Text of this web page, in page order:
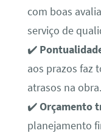
com boas
serviço de
✔️
aos prazos faz
atrasos na obra.
✔️Orçamento
planejamento